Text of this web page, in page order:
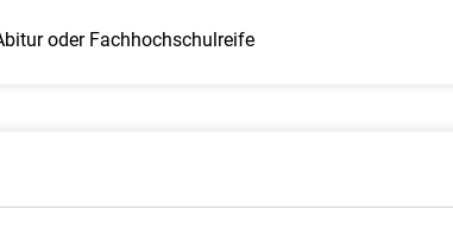
oder Fachhochschulreife